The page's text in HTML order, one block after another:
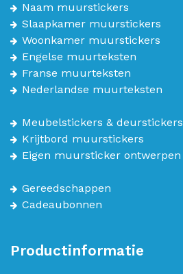
Naam muurstickers
Slaapkamer muurstickers
Woonkamer muurstickers
Engelse muurteksten
Franse muurteksten
Nederlandse muurteksten
Meubelstickers & deurstickers
Krijtbord muurstickers
Eigen muursticker ontwerpen
Gereedschappen
Cadeaubonnen
Productinformatie